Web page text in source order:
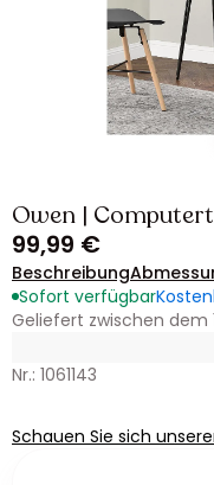
Owen |
99,99 €
Beschreibung
Sofort verfügbar
Geliefert zwischen dem
Nr.: 1061143
Schauen Sie sich